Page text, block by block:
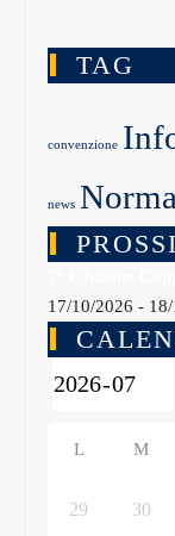
TAG
convenzione
news
17/10/2026 -
L M
29 30